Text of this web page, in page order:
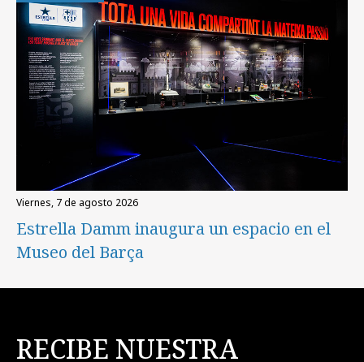
viernes, 7 de agosto 2026
Estrella Damm inaugura un espacio en el
Museo del Barça
RECIBE NUESTRA